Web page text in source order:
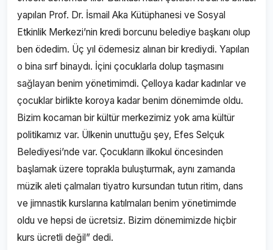
yapılan Prof. Dr. İsmail Aka Kütüphanesi ve Sosyal
Etkinlik Merkezi’nin kredi borcunu belediye başkanı olup
ben ödedim. Üç yıl ödemesiz alınan bir krediydi. Yapılan
o bina sırf binaydı. İçini çocuklarla dolup taşmasını
sağlayan benim yönetimimdi. Çelloya kadar kadınlar ve
çocuklar birlikte koroya kadar benim dönemimde oldu.
Bizim kocaman bir kültür merkezimiz yok ama kültür
politikamız var. Ülkenin unuttuğu şey, Efes Selçuk
Belediyesi’nde var. Çocukların ilkokul öncesinden
başlamak üzere toprakla buluşturmak, aynı zamanda
müzik aleti çalmaları tiyatro kursundan tutun ritim, dans
ve jimnastik kurslarına katılmaları benim yönetimimde
oldu ve hepsi de ücretsiz. Bizim dönemimizde hiçbir
kurs ücretli değil” dedi.